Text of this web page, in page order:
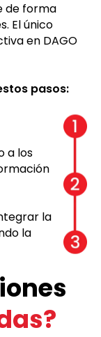
de forma
El único
en DAGO
pasos:
a los
la
la